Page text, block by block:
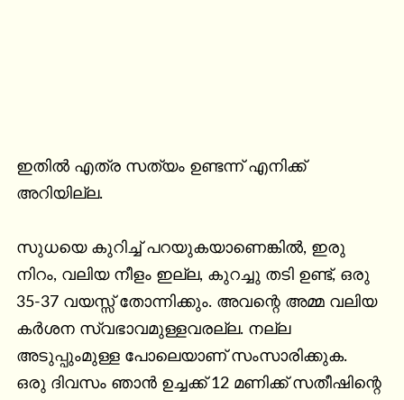
ഇതിൽ എത്ര സത്യം ഉണ്ടന്ന് എനിക്ക്
അറിയില്ല.
സുധയെ കുറിച്ച് പറയുകയാണെങ്കിൽ, ഇരു
നിറം, വലിയ നീളം ഇല്ല, കുറച്ചു തടി ഉണ്ട്, ഒരു
35-37 വയസ്സ് തോന്നിക്കും. അവന്റെ അമ്മ വലിയ
കർശന സ്വഭാവമുള്ളവരല്ല. നല്ല
അടുപ്പുംമുള്ള പോലെയാണ് സംസാരിക്കുക.
ഒരു ദിവസം ഞാൻ ഉച്ചക്ക് 12 മണിക്ക് സതീഷിന്റെ